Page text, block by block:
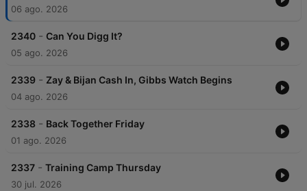
06 ago. 2026
2340 - Can You Digg It?
05 ago. 2026
2339 - Zay & Bijan Cash In, Gibbs Watch Begins
04 ago. 2026
2338 - Back Together Friday
01 ago. 2026
2337 - Training Camp Thursday
30 jul. 2026